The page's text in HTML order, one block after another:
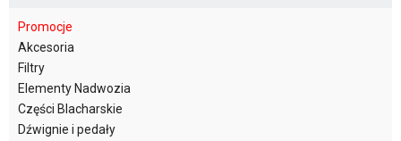
Promocje
Akcesoria
Filtry
Elementy Nadwozia
Części Blacharskie
Dźwignie i pedały